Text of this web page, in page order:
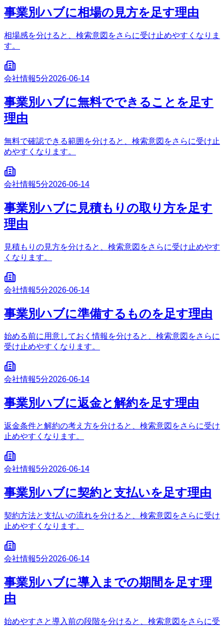
事業別ハブに相場の見方を足す理由
相場感を分けると、検索意図をさらに受け止めやすくなりま
す。
会社情報5分2026-06-14
事業別ハブに無料でできることを足す
理由
無料で確認できる範囲を分けると、検索意図をさらに受け止
めやすくなります。
会社情報5分2026-06-14
事業別ハブに見積もりの取り方を足す
理由
見積もりの見方を分けると、検索意図をさらに受け止めやす
くなります。
会社情報5分2026-06-14
事業別ハブに準備するものを足す理由
始める前に用意しておく情報を分けると、検索意図をさらに
受け止めやすくなります。
会社情報5分2026-06-14
事業別ハブに返金と解約を足す理由
返金条件と解約の考え方を分けると、検索意図をさらに受け
止めやすくなります。
会社情報5分2026-06-14
事業別ハブに契約と支払いを足す理由
契約方法と支払いの流れを分けると、検索意図をさらに受け
止めやすくなります。
会社情報5分2026-06-14
事業別ハブに導入までの期間を足す理
由
始めやすさと導入前の段階を分けると、検索意図をさらに受